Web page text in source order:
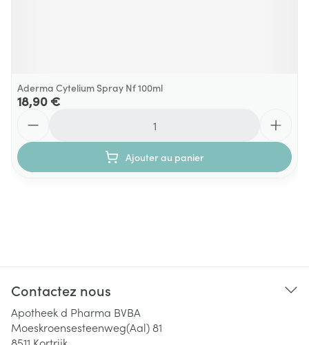
Aderma Cytelium Spray Nf 100ml
18,90 €
Ajouter au panier
Contactez nous
Apotheek d Pharma BVBA
Moeskroensesteenweg(Aal) 81